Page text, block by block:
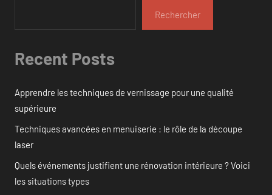
Rechercher
Recent Posts
Apprendre les techniques de vernissage pour une qualité
supérieure
Techniques avancées en menuiserie : le rôle de la découpe
laser
Quels événements justifient une rénovation intérieure ? Voici
les situations types